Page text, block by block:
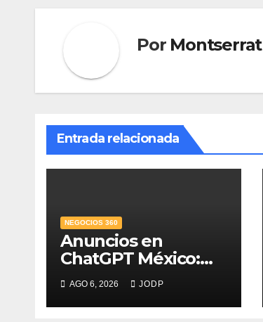
Por
Entrada relacionada
NEGOCIOS 360
Anuncios en
ChatGPT México:
¿quién los verá y
qué pasará con las
conversaciones?
AGO 6, 2026 JODP